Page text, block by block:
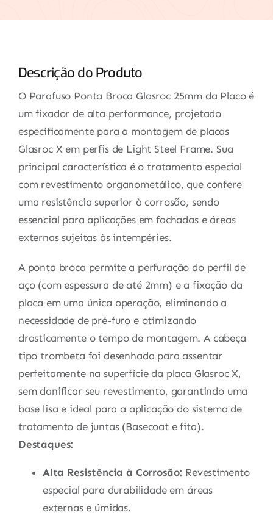
Descrição do Produto
O Parafuso Ponta Broca Glasroc 25mm da Placo é
um fixador de alta performance, projetado
especificamente para a montagem de placas
Glasroc X em perfis de Light Steel Frame. Sua
principal característica é o tratamento especial
com revestimento organometálico, que confere
uma resistência superior à corrosão, sendo
essencial para aplicações em fachadas e áreas
externas sujeitas às intempéries.
A ponta broca permite a perfuração do perfil de
aço (com espessura de até 2mm) e a fixação da
placa em uma única operação, eliminando a
necessidade de pré-furo e otimizando
drasticamente o tempo de montagem. A cabeça
tipo trombeta foi desenhada para assentar
perfeitamente na superfície da placa Glasroc X,
sem danificar seu revestimento, garantindo uma
base lisa e ideal para a aplicação do sistema de
tratamento de juntas (Basecoat e fita).
Destaques:
Alta Resistência à Corrosão: Revestimento
especial para durabilidade em áreas
externas e úmidas.